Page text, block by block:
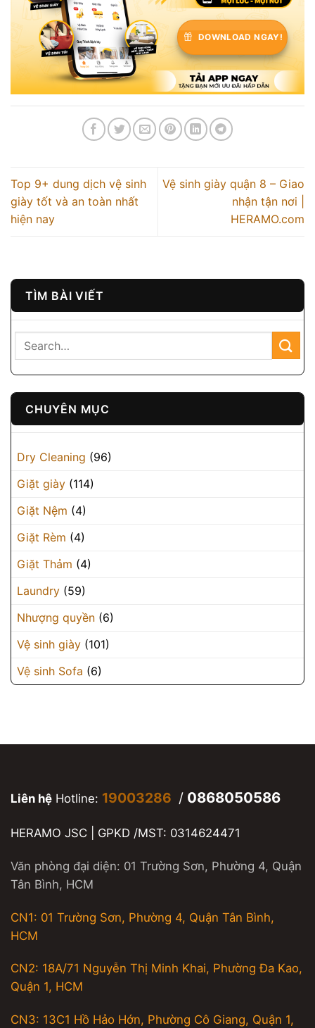
TÌM BÀI VIẾT
CHUYÊN MỤC
Dry Cleaning (96)
Giặt giày (114)
Giặt Nệm (4)
Giặt Rèm (4)
Giặt Thảm (4)
Laundry (59)
Nhượng quyền (6)
Vệ sinh giày (101)
Vệ sinh Sofa (6)
DOWNLOAD NGAY!
Top 9+ dung dịch vệ sinh
giày tốt và an toàn nhất
hiện nay
Vệ sinh giày quận 8 – Giao
nhận tận nơi |
HERAMO.com
Liên hệ Hotline: 19003286 / 0868050586
HERAMO JSC | GPKD /MST: 0314624471
Văn phòng đại diện: 01 Trường Sơn, Phường 4, Quận
Tân Bình, HCM
CN1: 01 Trường Sơn, Phường 4, Quận Tân Bình,
HCM
CN2: 18A/71 Nguyễn Thị Minh Khai, Phường Đa Kao,
Quận 1, HCM
CN3: 13C1 Hồ Hảo Hớn, Phường Cô Giang, Quận 1,